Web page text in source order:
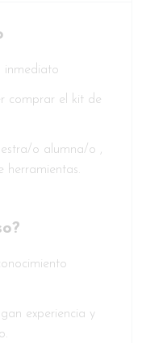
inmediato
comprar el kit de
o alumna/o ,
herramientas.
experiencia y